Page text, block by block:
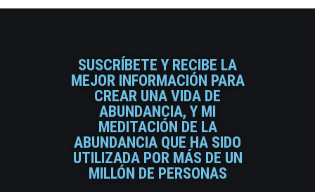
SUSCRÍBETE Y RECIBE LA
MEJOR INFORMACIÓN PARA
CREAR UNA VIDA DE
ABUNDANCIA, Y MI
MEDITACIÓN DE LA
ABUNDANCIA QUE HA SIDO
UTILIZADA POR MÁS DE UN
MILLÓN DE PERSONAS